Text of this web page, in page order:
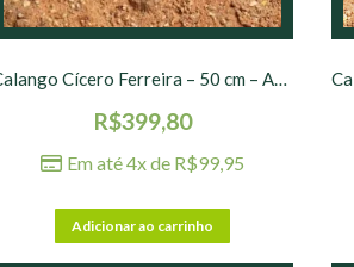
Calango Cícero Ferreira – 50 cm – Amarelo
R$399,80
Em até 4x de R$99,95
Adicionar ao carrinho